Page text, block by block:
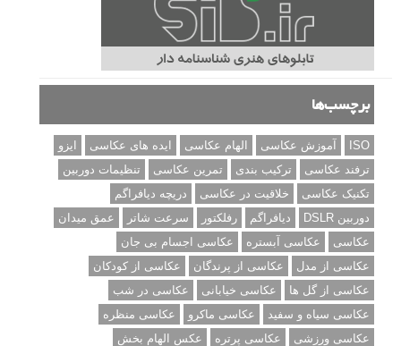
برچسب‌ها
ISO آموزش عکاسی الهام عکاسی ایده های عکاسی
ایزو
ترفند عکاسی
ترکیب بندی تمرین عکاسی
تنظیمات دوربین
تکنیک عکاسی
خلاقیت در عکاسی
دریچه دیافراگم
دوربین DSLR
دیافراگم رفلکتور سرعت شاتر
عمق میدان
عکاسی
عکاسی آبستره
عکاسی اجسام بی جان
عکاسی از مدل
عکاسی از پرندگان
عکاسی از کودکان
عکاسی از گل ها
عکاسی خیابانی
عکاسی در شب
عکاسی سیاه و سفید
عکاسی ماکرو
عکاسی منظره
عکاسی ورزشی
عکاسی پرتره
عکس الهام بخش